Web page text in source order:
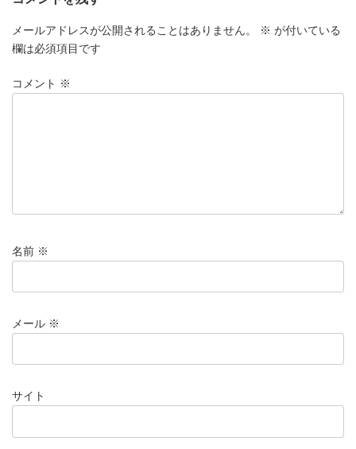
メールアドレスが公開されることはありません。 ※ が付いている
欄は必須項目です
コメント ※
名前 ※
メール ※
サイト